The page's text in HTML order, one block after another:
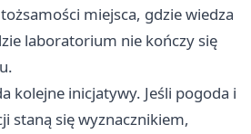
miejsca, gdzie wiedza
laboratorium nie kończy się
kolejne inicjatywy. Jeśli pogoda i
staną się wyznacznikiem,